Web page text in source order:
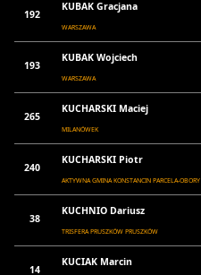
192
KUBAK Gracjana
WARSZAWA
193
KUBAK Wojciech
WARSZAWA
265
KUCHARSKI Maciej
MILANÓWEK
240
KUCHARSKI Piotr
AKTYWNA GMINA KONSTANCIN PARCELA-OBORY
38
KUCHNIO Dariusz
TRISFERA PRUSZKÓW PRUSZKÓW
14
KUCIAK Marcin